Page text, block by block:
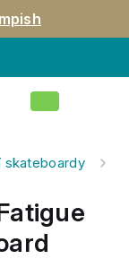
Nákupní
skateboardy